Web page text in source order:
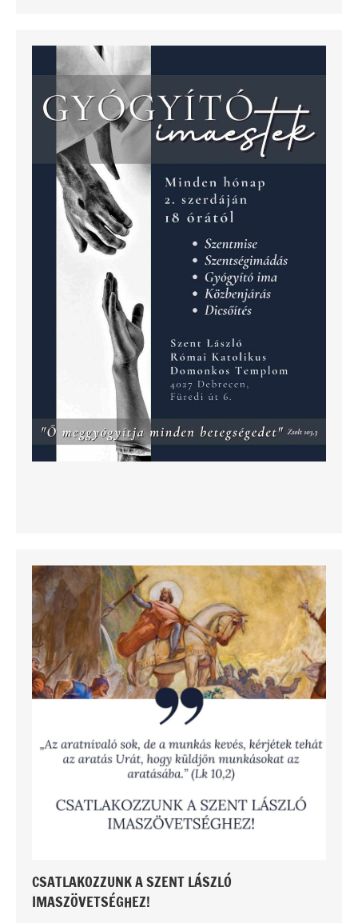
CSATLAKOZZUNK A SZENT LÁSZLÓ
IMASZÖVETSÉGHEZ!